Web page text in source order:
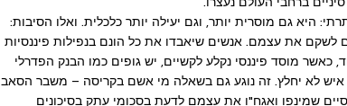
היא גם מוסרית יותר, וגם יעילה יותר כלכלית. ואלו הסיבות:
לשקם את עצמם. אנשים שיאבדו את כל הונם בנפילות פיננסיות
כאשר מוסד פיננסי נקלע לקשיים, יש גופים כמו הבנק הפדרלי
איש לא יחלץ. זה נוגע גם בשאלה מי אשם בקריסה – משבר הסאב
שמינפו ואגח"ו את עצמם לדעת בסכומי עתק בסיכונים